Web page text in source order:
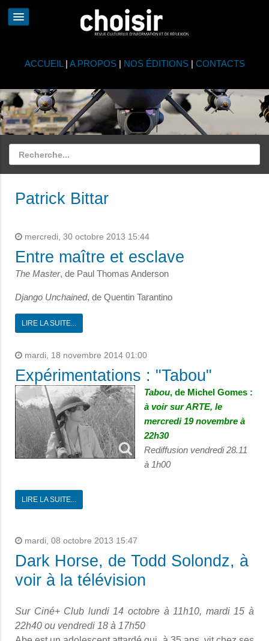
ACCUEIL | A PROPOS| NOS ÉDITIONS| CONTACTS
Patrick Bittar
mercredi, 30 octobre 2013 15:44
Entre maître et esclave
The Master, de Paul Thomas Anderson
Django Unchained, de Quentin Tarantino
LIRE LA SUITE...
mardi, 18 novembre 2014 01:00
Expérimentations : "Tabou"
Tabou, de Michel Gomes :
à voir sur ARTE, le
mercredi 19 novembre à
22h30
Rediffusion vendredi 28.11
à 1h00
LIRE LA SUITE...
mardi, 08 octobre 2013 15:47
Dark Horse, de Todd Solondz, à
voir à la télévision
Sur Ciné+ Club lundi 14 octobre à 11h10, mardi 15 à
22h40 ou vendredi 18 à 17h50